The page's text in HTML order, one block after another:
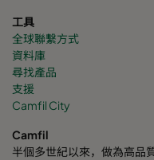
工具
全球聯繫方式
資料庫
尋找產品
支援
Camfil City
Camfil
半個多世紀以來，做為高品